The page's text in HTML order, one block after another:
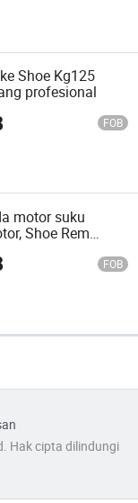
Shoe Kg125
profesional
FOB
motor suku
Shoe Rem
tinggi
FOB
Hak cipta dilindungi